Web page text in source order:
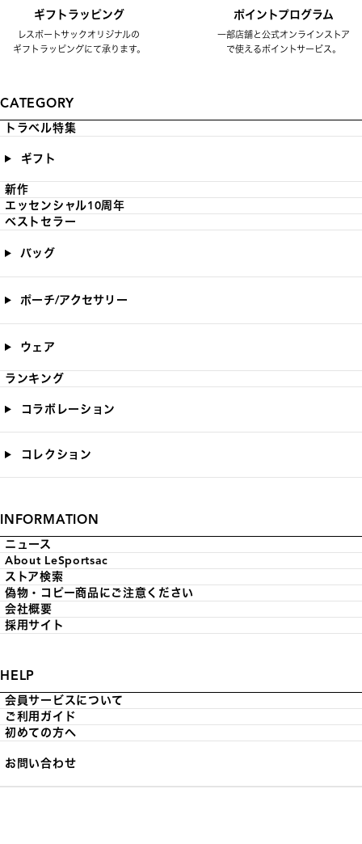
ギフトラッピング
レスポートサックオリジナルの
ギフトラッピングにて承ります。
ポイントプログラム
一部店舗と公式オンラインストア
で使えるポイントサービス。
CATEGORY
トラベル特集
ギフト
新作
エッセンシャル10周年
ベストセラー
バッグ
ポーチ/アクセサリー
ウェア
ランキング
コラボレーション
コレクション
INFORMATION
ニュース
About LeSportsac
ストア検索
偽物・コピー商品にご注意ください
会社概要
採用サイト
HELP
会員サービスについて
ご利用ガイド
初めての方へ
お問い合わせ